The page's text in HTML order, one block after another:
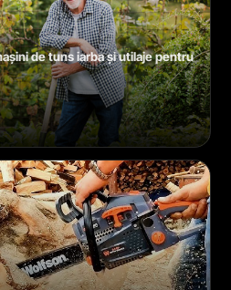
de tuns iarba și utilaje pentru